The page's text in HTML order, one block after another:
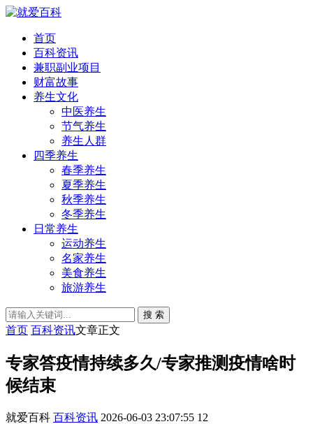
首页
百科资讯
兼职副业项目
财富故事
养生文化
中医养生
节气养生
养生人群
四季养生
春季养生
夏季养生
秋季养生
冬季养生
日常养生
运动养生
名家养生
美食养生
旅游养生
搜 索
首页 百科资讯文章正文
专家答疫情持续多久/专家推测疫情啥时
候结束
就爱百科 百科资讯 2026-06-03 23:07:55 12